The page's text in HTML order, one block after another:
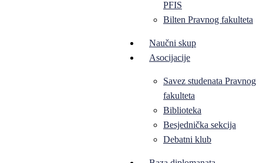
PFIS
Bilten Pravnog fakulteta
Naučni skup
Asocijacije
Savez studenata Pravnog
fakulteta
Biblioteka
Besjednička sekcija
Debatni klub